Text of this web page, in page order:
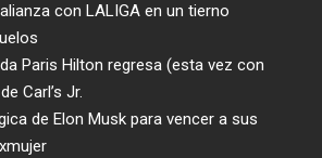
con LALIGA en un tierno
Paris Hilton regresa (esta vez con
Carl’s Jr.
de Elon Musk para vencer a sus